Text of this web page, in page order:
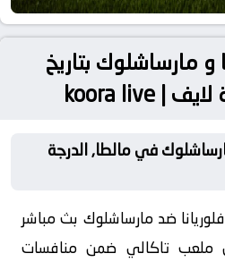
و مارساشلوك بتاريخ
في مالطا, الدرجة
ضد مارساشلوك بث مباشر
2026-05-16 على ملعب تاكالي ضمن منافسات